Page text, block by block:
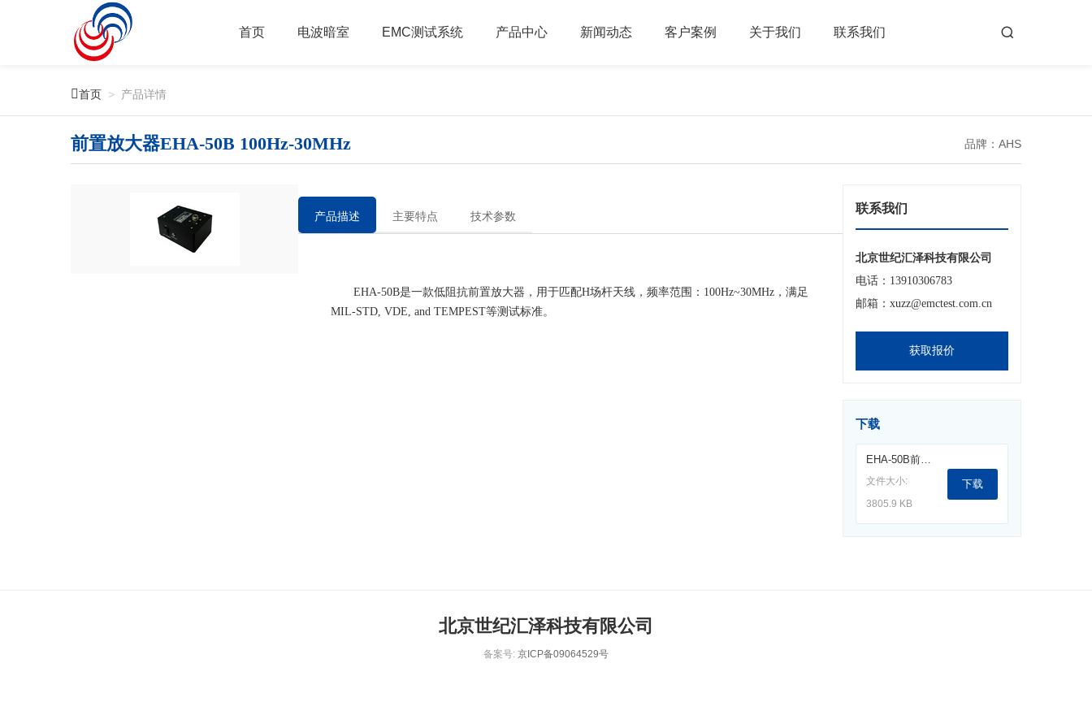
首页 电波暗室 EMC测试系统 产品中心 新闻动态 客户案例 关于我们 联系我们
首页 > 产品详情
前置放大器EHA-50B 100Hz-30MHz 品牌：AHS
产品描述 主要特点 技术参数
EHA-50B是一款低阻抗前置放大器，用于匹配H场杆天线，频率范围：100Hz~30MHz，满足
MIL-STD, VDE, and TEMPEST等测试标准。
联系我们
北京世纪汇泽科技有限公司
电话：13910306783
邮箱：xuzz@emctest.com.cn
获取报价
下载
EHA-50B前置放大器（100H-30M).pdf
文件大小:
3805.9 KB
下载
北京世纪汇泽科技有限公司
备案号: 京ICP备09064529号